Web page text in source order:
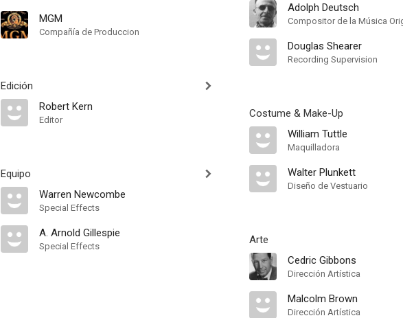
MGM
Compañía de Produccion
Edición
Robert Kern
Editor
Equipo
Warren Newcombe
Special Effects
A. Arnold Gillespie
Special Effects
Adolph Deutsch
Compositor de la Música
Douglas Shearer
Recording Supervision
Costume & Make-Up
William Tuttle
Maquilladora
Walter Plunkett
Diseño de Vestuario
Arte
Cedric Gibbons
Dirección Artística
Malcolm Brown
Dirección Artística